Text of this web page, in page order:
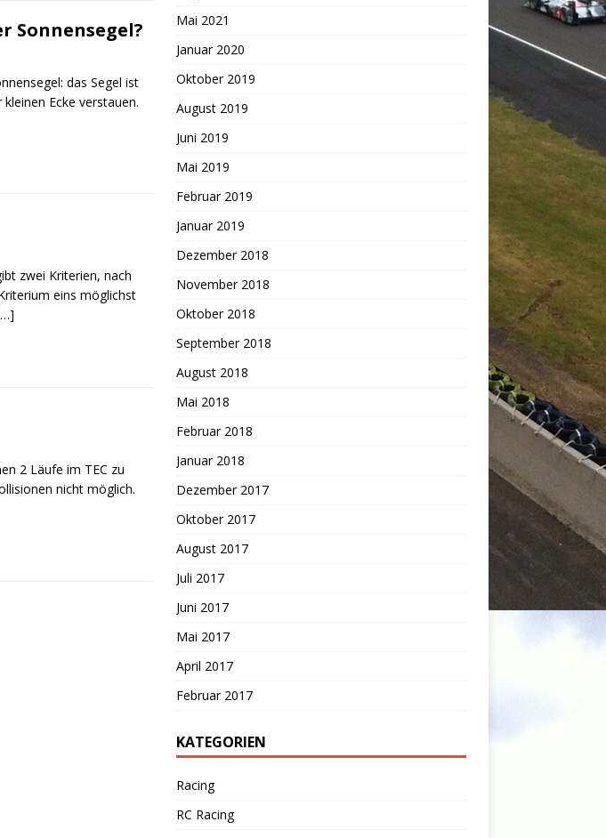
Sonnensegel?
das Segel ist
Ecke verstauen.
zwei Kriterien, nach
eins möglichst
2 Läufe im TEC zu
nicht möglich.
Mai 2021
Januar 2020
Oktober 2019
August 2019
Juni 2019
Mai 2019
Februar 2019
Januar 2019
Dezember 2018
November 2018
Oktober 2018
September 2018
August 2018
Mai 2018
Februar 2018
Januar 2018
Dezember 2017
Oktober 2017
August 2017
Juli 2017
Juni 2017
Mai 2017
April 2017
Februar 2017
KATEGORIEN
Racing
RC Racing